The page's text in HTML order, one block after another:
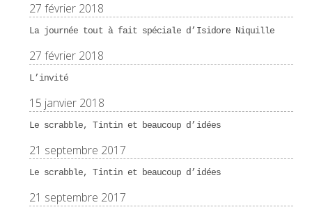
27 février 2018
La journée tout à fait spéciale d’Isidore Niquille
27 février 2018
L’invité
15 janvier 2018
Le scrabble, Tintin et beaucoup d’idées
21 septembre 2017
Le scrabble, Tintin et beaucoup d’idées
21 septembre 2017